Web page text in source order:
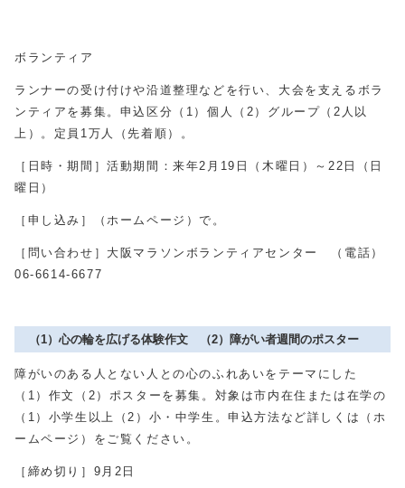
ボランティア
ランナーの受け付けや沿道整理などを行い、大会を支えるボラ
ンティアを募集。申込区分（1）個人（2）グループ（2人以
上）。定員1万人（先着順）。
［日時・期間］活動期間：来年2月19日（木曜日）～22日（日
曜日）
［申し込み］（ホームページ）で。
［問い合わせ］大阪マラソンボランティアセンター （電話）
06-6614-6677
（1）心の輪を広げる体験作文 （2）障がい者週間のポスター
障がいのある人とない人との心のふれあいをテーマにした
（1）作文（2）ポスターを募集。対象は市内在住または在学の
（1）小学生以上（2）小・中学生。申込方法など詳しくは（ホ
ームページ）をご覧ください。
［締め切り］9月2日